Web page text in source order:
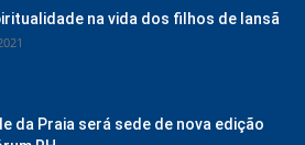
na vida dos filhos de Iansã
da Praia será sede de nova edição